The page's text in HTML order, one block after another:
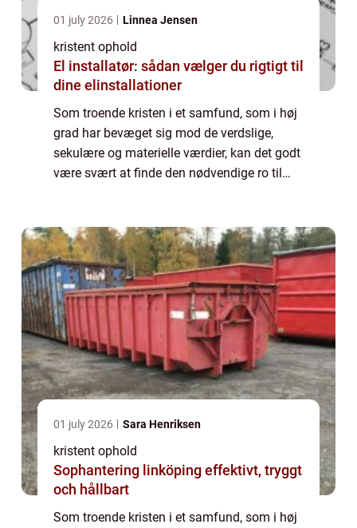
01 july 2026 Linnea Jensen
kristent ophold
El installatør: sådan vælger du rigtigt til
dine elinstallationer
Som troende kristen i et samfund, som i høj
grad har bevæget sig mod de verdslige,
sekulære og materielle værdier, kan det godt
være svært at finde den nødvendige ro til
01 july 2026 Sara Henriksen
kristent ophold
Sophantering linköping effektivt, tryggt
och hållbart
Som troende kristen i et samfund, som i høj